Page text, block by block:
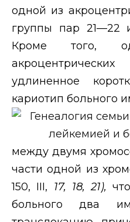
одной из
группы пар 21—22
Кроме того,
удлиненное
кариотип больного
между двумя
части одной из
150, III, 17, 18, 21),
больного два